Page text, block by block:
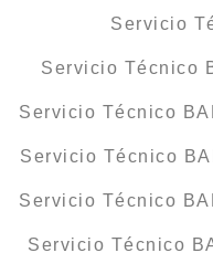
Servicio
Servicio Técnico
Servicio Técnico
Servicio Técnico
Servicio Técnico
Servicio Técnico